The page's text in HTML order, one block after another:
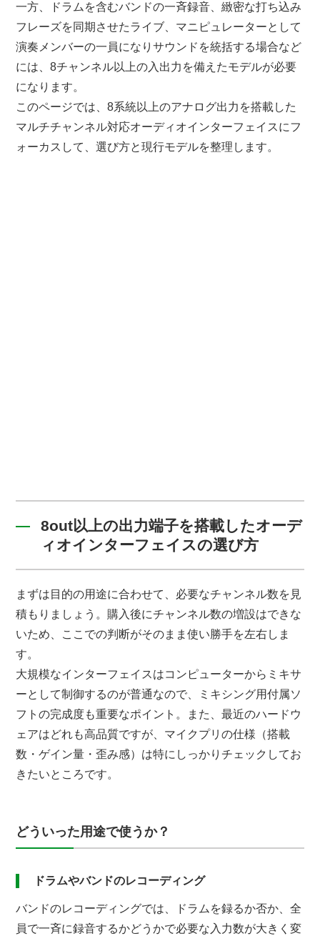
一方、ドラムを含むバンドの一斉録音、緻密な打ち込み
フレーズを同期させたライブ、マニピュレーターとして
演奏メンバーの一員になりサウンドを統括する場合など
には、8チャンネル以上の入出力を備えたモデルが必要
になります。
このページでは、8系統以上のアナログ出力を搭載した
マルチチャンネル対応オーディオインターフェイスにフ
ォーカスして、選び方と現行モデルを整理します。
8out以上の出力端子を搭載したオーデ
ィオインターフェイスの選び方
まずは目的の用途に合わせて、必要なチャンネル数を見
積もりましょう。購入後にチャンネル数の増設はできな
いため、ここでの判断がそのまま使い勝手を左右しま
す。
大規模なインターフェイスはコンピューターからミキサ
ーとして制御するのが普通なので、ミキシング用付属ソ
フトの完成度も重要なポイント。また、最近のハードウ
ェアはどれも高品質ですが、マイクプリの仕様（搭載
数・ゲイン量・歪み感）は特にしっかりチェックしてお
きたいところです。
どういった用途で使うか？
ドラムやバンドのレコーディング
バンドのレコーディングでは、ドラムを録るか否か、全
員で一斉に録音するかどうかで必要な入力数が大きく変